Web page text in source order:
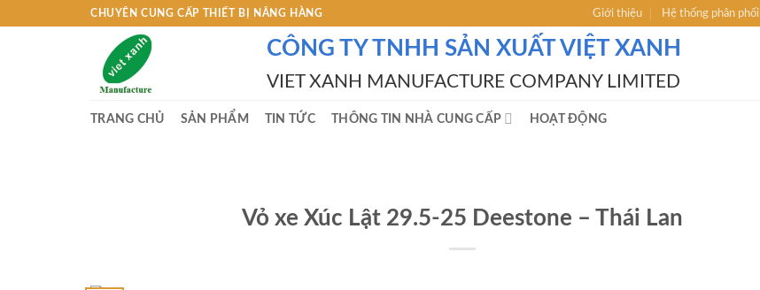
CHUYÊN CUNG CẤP THIẾT BỊ NÂNG HÀNG Giới thiệu Hệ thống phân phối
CÔNG TY TNHH SẢN XUẤT VIỆT XANH
VIET XANH MANUFACTURE COMPANY LIMITED
TRANG CHỦ SẢN PHẨM TIN TỨC THÔNG TIN NHÀ CUNG CẤP HOẠT ĐỘNG
Vỏ xe Xúc Lật 29.5-25 Deestone – Thái Lan